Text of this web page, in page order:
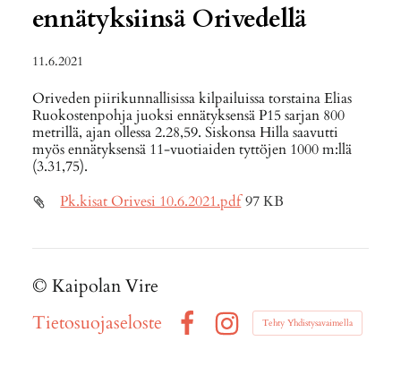
ennätyksiinsä Orivedellä
11.6.2021
Oriveden piirikunnallisissa kilpailuissa torstaina Elias
Ruokostenpohja juoksi ennätyksensä P15 sarjan 800
metrillä, ajan ollessa 2.28,59. Siskonsa Hilla saavutti
myös ennätyksensä 11-vuotiaiden tyttöjen 1000 m:llä
(3.31,75).
Pk.kisat Orivesi 10.6.2021.pdf 97 KB
© Kaipolan Vire
Tietosuojaseloste
FacebookInstagram
Tehty Yhdistysavaimella